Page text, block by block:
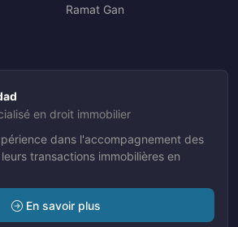
Ramat Gan
en droit immobilier
dans l'accompagnement des
transactions immobilières en
En savoir plus